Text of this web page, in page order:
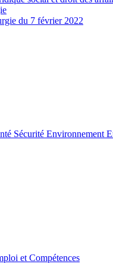
du 7 février 2022
Sécurité Environnement
et Compétences